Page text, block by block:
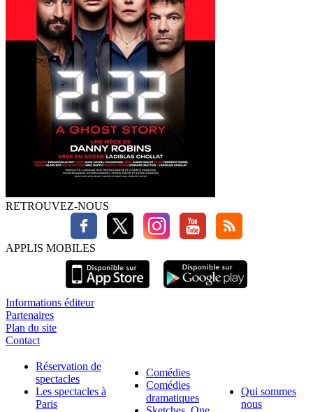
RETROUVEZ-NOUS
APPLIS MOBILES
Informations éditeur
Partenaires
Plan du site
Contact
Réservation de
spectacles
Les spectacles à
Paris
Comédies
Comédies
dramatiques
Qui sommes
nous